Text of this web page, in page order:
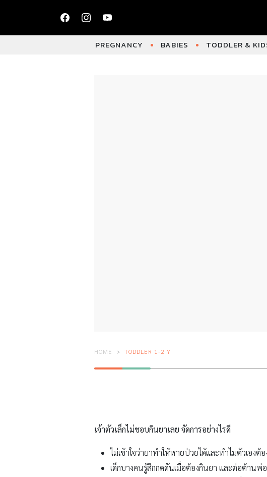
PREGNANCY BABIES TODDLER &
HOME TODDLER 1-2 Y
เจ้าตัวเล็กไม่ชอบกินยาเลย จัดการอย่างไรดี
ไม่เข้าใจว่ายาทำให้หายป่วยได้และทำไมตัวเอง
เด็กบางคนรู้สึกกดดันเมื่อต้องกินยา และต่อต้านพ่